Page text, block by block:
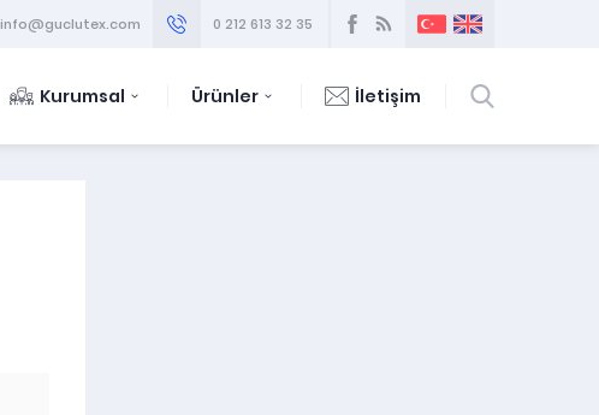
info@guclutex.com 0 212 613 32 35
Kurumsal Ürünler İletişim